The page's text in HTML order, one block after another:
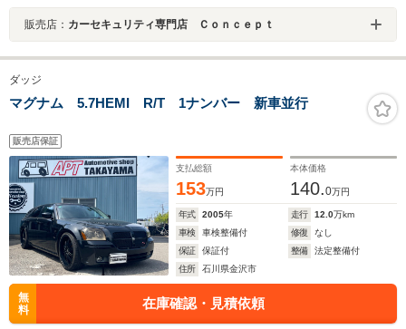
販売店： カーセキュリティ専門店 Ｃｏｎｃｅｐｔ
ダッジ
マグナム 5.7HEMI R/T 1ナンバー 新車並行
販売店保証
支払総額
153万円
本体価格
140.0万円
年式 2005年 走行 12.0万km
車検
車検整備付 修復
なし
保証
保証付 整備
法定整備付
住所
石川県金沢市
無
料
在庫確認・見積依頼